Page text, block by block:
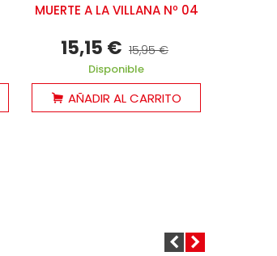
MUERTE A LA VILLANA Nº 04
15,15 € 15,95 €
Disponible
AÑADIR AL CARRITO